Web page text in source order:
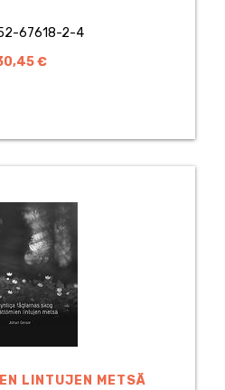
67618-2-4
€
LINTUJEN METSÄ